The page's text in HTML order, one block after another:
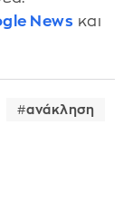
News και
ανάκληση